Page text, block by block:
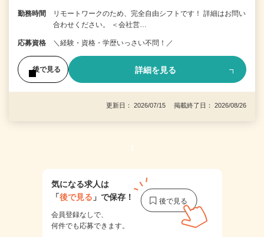
勤務時間
リモートワークのため、完全自由シフトです！ 詳細はお問い
合わせください。 ＜会社営…
応募資格 ＼経験・資格・学歴いっさい不問！／
後で見る 詳細を見る
更新日： 2026/07/15 掲載終了日： 2026/08/26
1
気になる求人は
「後で見る 」で保存！
会員登録なしで、
何件でも応募できます。